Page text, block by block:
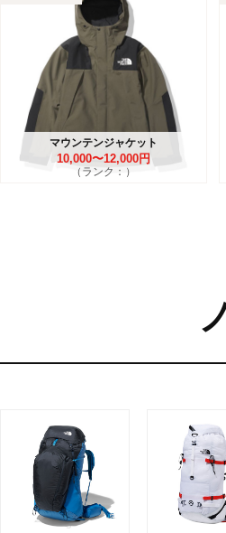
マウンテンジャケット
10,000〜12,000円
（ランク：）